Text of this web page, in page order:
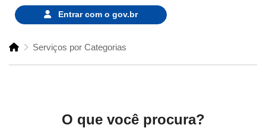
Entrar com o gov.br
Serviços por Categorias
O que você procura?